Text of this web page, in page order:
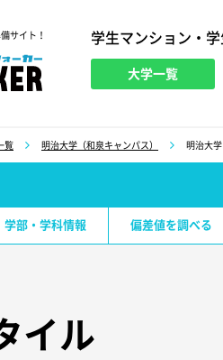
サイト！ 学生マンション・
大学一覧
覧 明治大学（和泉キャンパス） 明治大
学部・学科情報 偏差値を調べる
イル